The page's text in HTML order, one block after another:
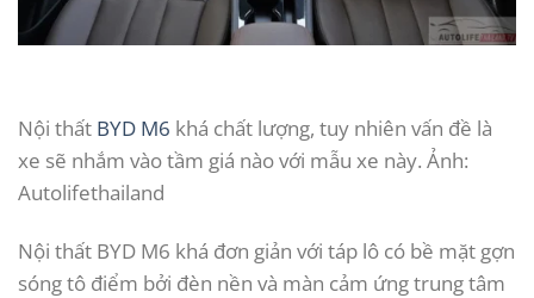
Nội thất BYD M6 khá chất lượng, tuy nhiên vấn đề là
xe sẽ nhắm vào tầm giá nào với mẫu xe này. Ảnh:
Autolifethailand
Nội thất BYD M6 khá đơn giản với táp lô có bề mặt gợn
sóng tô điểm bởi đèn nền và màn cảm ứng trung tâm